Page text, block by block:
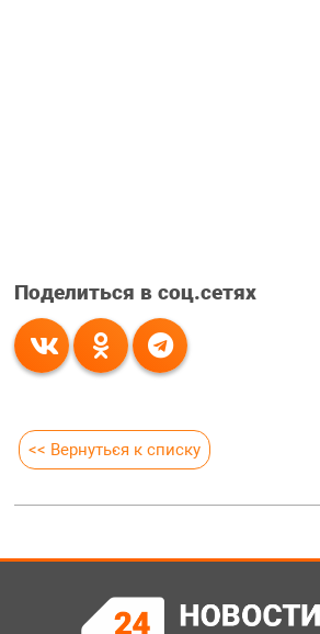
Поделиться в соц.сетях
<< Вернуться к списку